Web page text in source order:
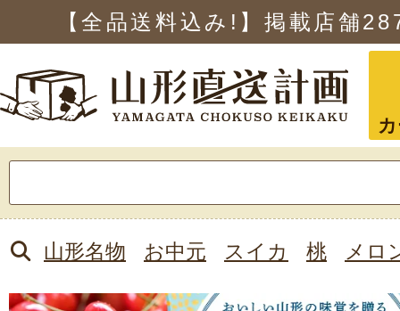
【全品送料込み!】掲載店舗
索:
山形名物 お中元 スイカ 桃 メロ